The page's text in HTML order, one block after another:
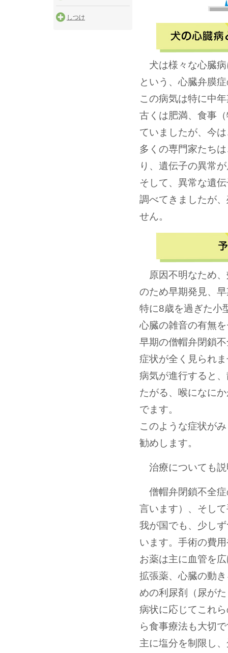
しつけ
犬は様々な心臓病
という、心臓弁膜
この病気は特に中
古くは肥満、食事
ていましたが、今
多くの専門家たち
り、遺伝子の異常
そして、異常な遺
調べてきましたが
せん。
原因不明なため、
のため早期発見、
特に8歳を過ぎた小
心臓の雑音の有無
早期の僧帽弁閉鎖
症状が全く見られ
病気が進行すると
たがる、喉になに
でます。
このような症状が
勧めします。
治療についても
僧帽弁閉鎖不全症
言います）、そし
我が国でも、少し
います。手術の費
お薬は主に血管を
拡張薬、心臓の動
めの利尿剤（尿が
病状に応じてこれ
ら食事療法も大切
主に塩分を制限し